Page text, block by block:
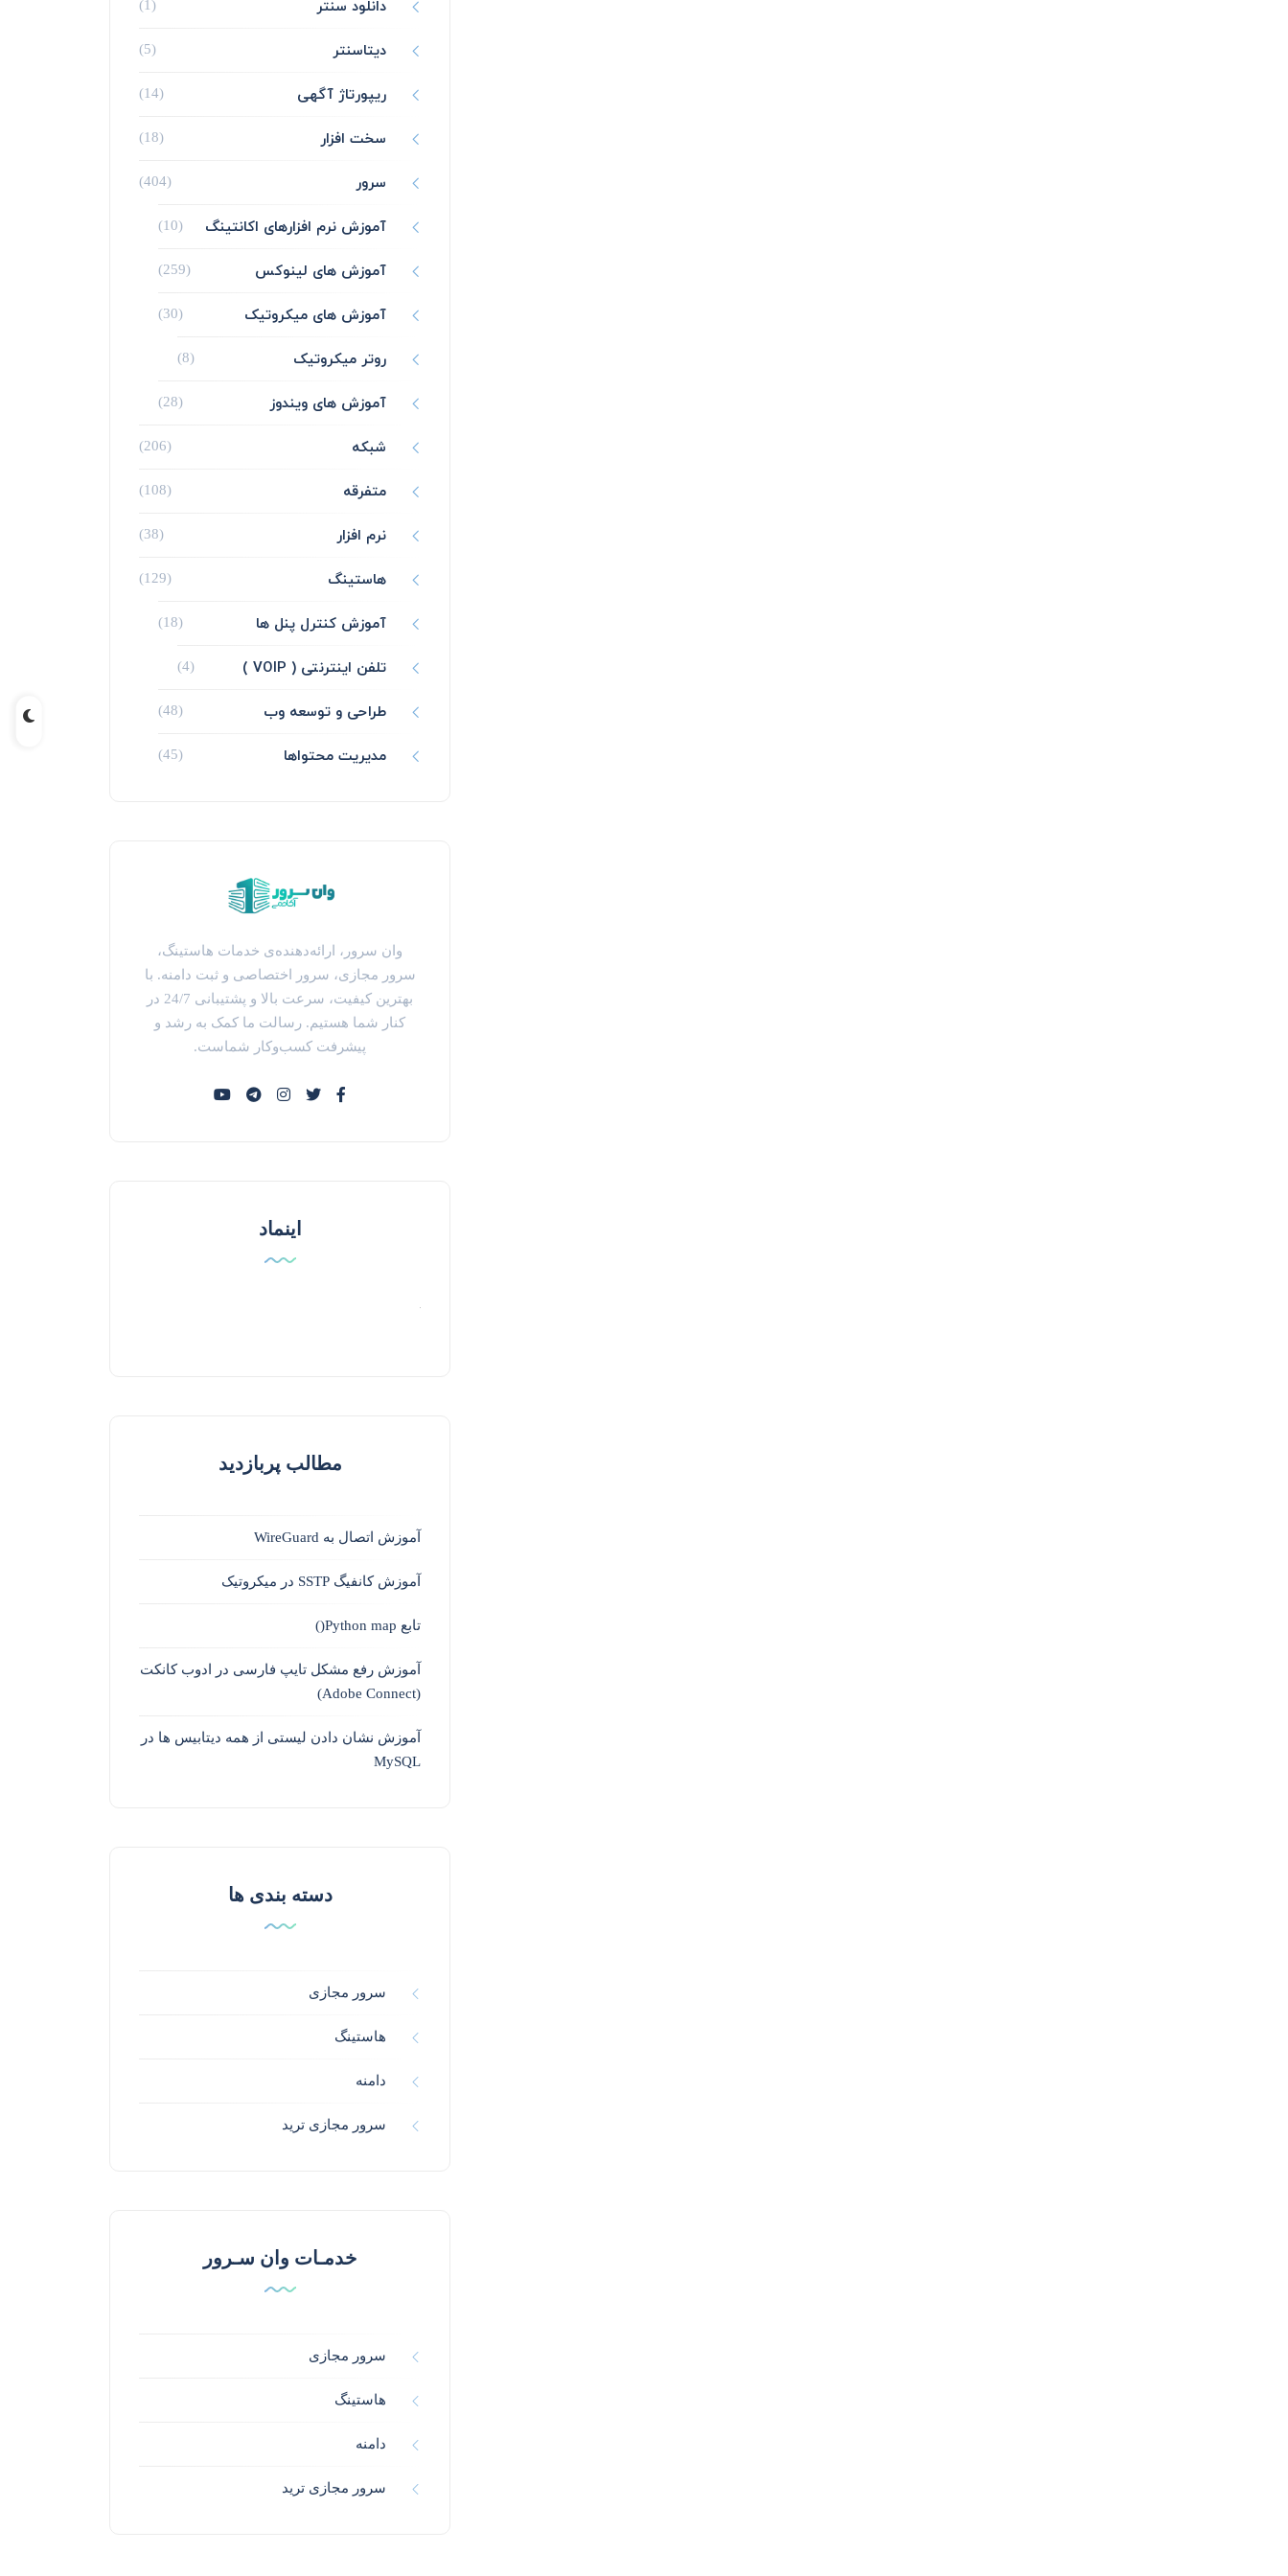
دانلود سنتر (1)
دیتاسنتر (5)
ریپورتاژ آگهی (14)
سخت افزار (18)
سرور (404)
آموزش نرم افزارهای اکانتینگ (10)
آموزش های لینوکس (259)
آموزش های میکروتیک (30)
روتر میکروتیک (8)
آموزش های ویندوز (28)
شبکه (206)
متفرقه (108)
نرم افزار (38)
هاستینگ (129)
آموزش کنترل پنل ها (18)
تلفن اینترنتی ( VOIP ) (4)
طراحی و توسعه وب (48)
مدیریت محتواها (45)
وان سرور، ارائه‌دهنده‌ی خدمات هاستینگ،
سرور مجازی، سرور اختصاصی و ثبت دامنه. با
بهترین کیفیت، سرعت بالا و پشتیبانی 24/7 در
کنار شما هستیم. رسالت ما کمک به رشد و
پیشرفت کسب‌وکار شماست.
اینماد
مطالب پربازدید
آموزش اتصال به WireGuard
آموزش کانفیگ SSTP در میکروتیک
تابع Python map()
آموزش رفع مشکل تایپ فارسی در ادوب کانکت
(Adobe Connect)
آموزش نشان دادن لیستی از همه دیتابیس ها در
MySQL
دسته بندی ها
سرور مجازی
هاستینگ
دامنه
سرور مجازی ترید
خدمـات وان سـرور
سرور مجازی
هاستینگ
دامنه
سرور مجازی ترید